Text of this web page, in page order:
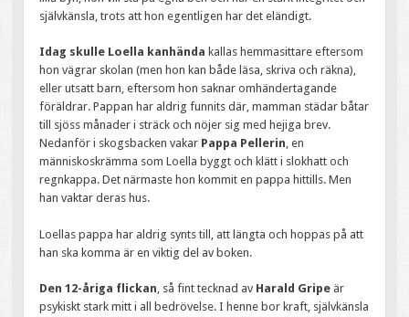
självkänsla, trots att hon egentligen har det eländigt.
Idag skulle Loella kanhända kallas hemmasittare eftersom
hon vägrar skolan (men hon kan både läsa, skriva och räkna),
eller utsatt barn, eftersom hon saknar omhändertagande
föräldrar. Pappan har aldrig funnits där, mamman städar båtar
till sjöss månader i sträck och nöjer sig med hejiga brev.
Nedanför i skogsbacken vakar Pappa Pellerin, en
människoskrämma som Loella byggt och klätt i slokhatt och
regnkappa. Det närmaste hon kommit en pappa hittills. Men
han vaktar deras hus.
Loellas pappa har aldrig synts till, att längta och hoppas på att
han ska komma är en viktig del av boken.
Den 12-åriga flickan, så fint tecknad av Harald Gripe är
psykiskt stark mitt i all bedrövelse. I henne bor kraft, självkänsla